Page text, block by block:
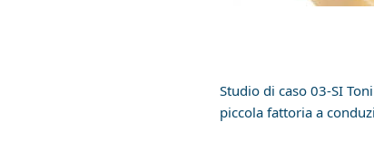
Studio di caso 03-SI
piccola fattoria a